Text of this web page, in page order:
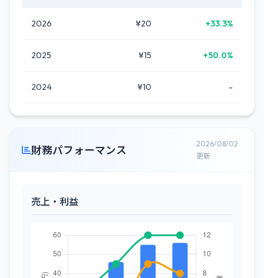
2026 ¥20 +33.3%
2025 ¥15 +50.0%
2024 ¥10 -
財務パフォーマンス
2026/08/02
更新
売上・利益